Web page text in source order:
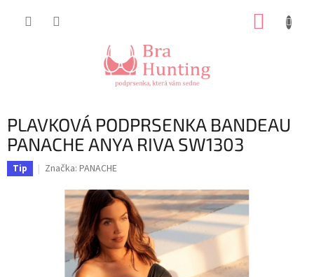
PLAVKOVÁ PODPRSENKA BANDEAU
PANACHE ANYA RIVA SW1303
Tip Značka: PANACHE